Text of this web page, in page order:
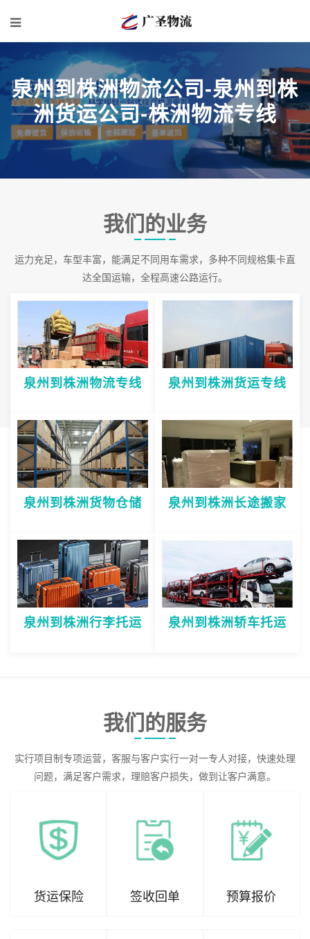
泉州到株洲物流公司-泉州到株
洲货运公司-株洲物流专线
我们的业务
运力充足，车型丰富，能满足不同用车需求，多种不同规格集卡直
达全国运输，全程高速公路运行。
泉州到株洲物流专线 泉州到株洲货运专线
泉州到株洲货物仓储 泉州到株洲长途搬家
泉州到株洲行李托运 泉州到株洲轿车托运
我们的服务
实行项目制专项运营，客服与客户实行一对一专人对接，快速处理
问题，满足客户需求，理赔客户损失，做到让客户满意。
货运保险 签收回单 预算报价